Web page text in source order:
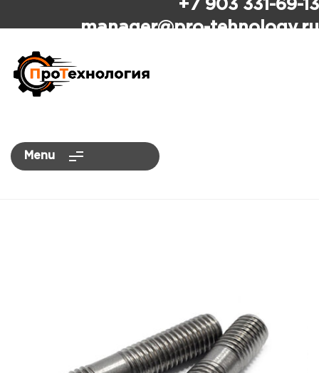
+7 903 331-69-13
manager@pro-tehnology.ru
Menu